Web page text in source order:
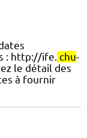
: http://ife. chu-
le détail des
à fournir